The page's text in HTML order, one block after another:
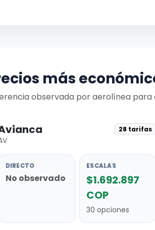
más
observada por aerolínea
28 tarifas
DIRECTO
No observado
ESCALAS
$1.692.897
COP
30 opciones